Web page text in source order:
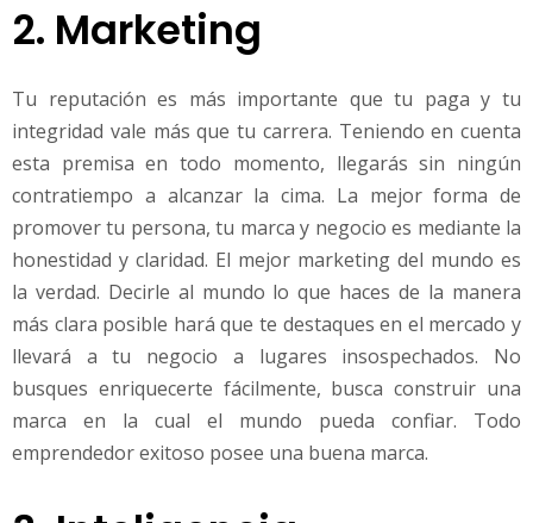
2. Marketing
Tu reputación es más importante que tu paga y tu
integridad vale más que tu carrera. Teniendo en cuenta
esta premisa en todo momento, llegarás sin ningún
contratiempo a alcanzar la cima. La mejor forma de
promover tu persona, tu marca y negocio es mediante la
honestidad y claridad. El mejor marketing del mundo es
la verdad. Decirle al mundo lo que haces de la manera
más clara posible hará que te destaques en el mercado y
llevará a tu negocio a lugares insospechados. No
busques enriquecerte fácilmente, busca construir una
marca en la cual el mundo pueda confiar. Todo
emprendedor exitoso posee una buena marca.